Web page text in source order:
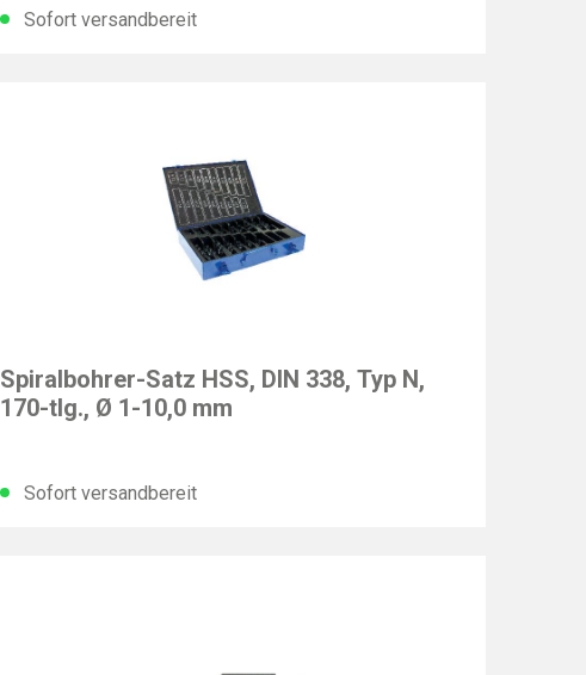
Sofort versandbereit
Spiralbohrer-Satz HSS, DIN 338, Typ N,
170-tlg., Ø 1-10,0 mm
Sofort versandbereit